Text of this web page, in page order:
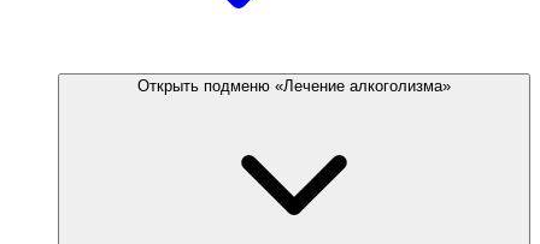
Открыть подменю «Лечение алкоголизма»